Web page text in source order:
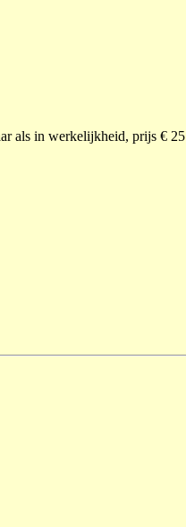
als in werkelijkheid, prijs € 25